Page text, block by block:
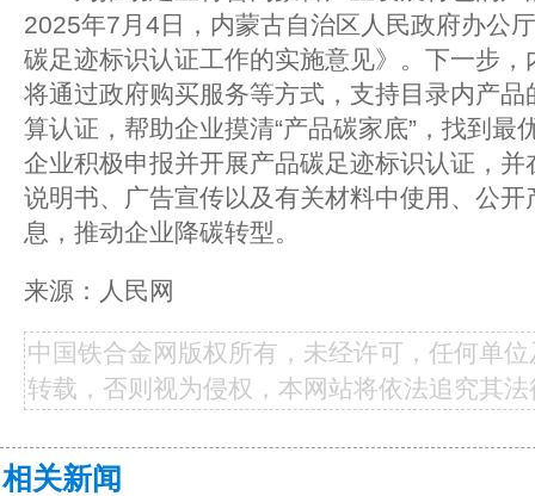
2025年7月4日，内蒙古自治区人民政府办公
碳足迹标识认证工作的实施意见》。下一步
将通过政府购买服务等方式，支持目录内产
算认证，帮助企业摸清“产品碳家底”，找到最
企业积极申报并开展产品碳足迹标识认证，
说明书、广告宣传以及有关材料中使用、公
息，推动企业降碳转型。
来源：人民网
中国铁合金网版权所有，未经许可，任何单
转载，否则视为侵权，本网站将依法追究其
相关新闻